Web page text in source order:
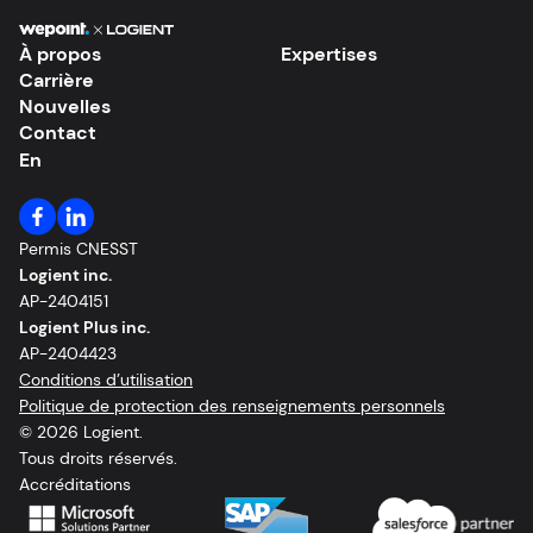
À propos
Carrière
Nouvelles
Expertises
Contact
En
Permis CNESST
Logient inc.
AP-2404151
Logient Plus inc.
AP-2404423
Conditions d’utilisation
Politique de protection des renseignements personnels
© 2026 Logient.
Tous droits réservés.
Accréditations